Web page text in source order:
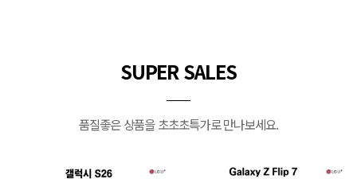
SUPER SALES
품질좋은 상품을 초초초특가로 만나보세요.